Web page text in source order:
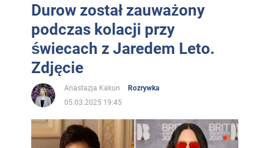
Durow został zauważony
podczas kolacji przy
świecach z Jaredem Leto.
Zdjęcie
Anastazja Kakun
Rozrywka
05.03.2025 19:45